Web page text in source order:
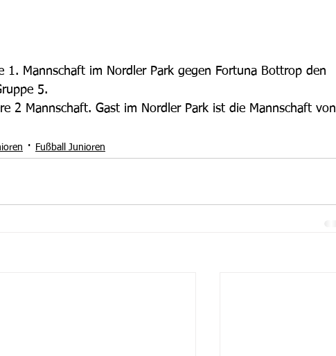
1. Mannschaft im Nordler Park gegen Fortuna Bottrop den
5.
2 Mannschaft. Gast im Nordler Park ist die Mannschaft von
Fußball Junioren